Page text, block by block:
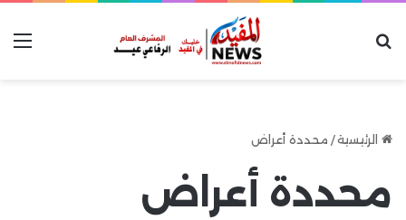
الرئيسية/ محددة أعراض
محددة أعراض